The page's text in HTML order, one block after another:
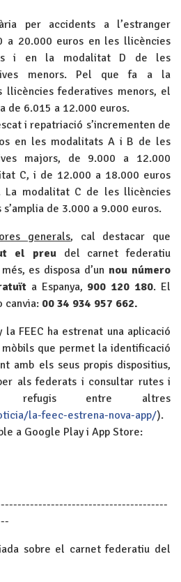
per accidents a l’estranger
a 20.000 euros en les llicències
i en la modalitat D de les
menors. Pel que fa a la
llicències federatives menors, el
de 6.015 a 12.000 euros.
i repatriació s’incrementen de
en les modalitats A i B de les
majors, de 9.000 a 12.000
C, i de 12.000 a 18.000 euros
La modalitat C de les llicències
de 3.000 a 9.000 euros.
generals, cal destacar que
el preudel carnet federatiu
es disposa d’un nou número
a Espanya, 900 120 180. El
canvia: 00 34 934 957 662.
la FEEC ha estrenat una aplicació
que permet la identificació
amb els seus propis dispositius,
als federats i consultar rutes i
refugis entre altres
la-feec-estrena-nova-app/).
a Google Play i App Store:
sobre el carnet federatiu del